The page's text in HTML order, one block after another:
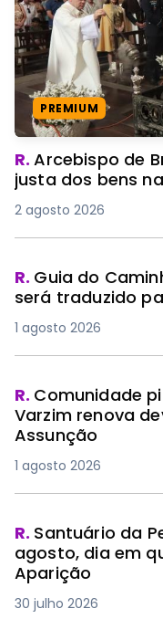
PREMIUM
R.Arcebispo de
justa dos bens
2 agosto 2026
R. Guia do
será traduzido
1 agosto 2026
R. Comunidade
Varzim renova
Assunção
1 agosto 2026
R. Santuário da
agosto, dia em
Aparição
30 julho 2026